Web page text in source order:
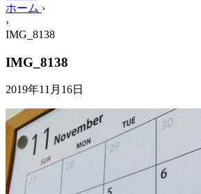
ホーム ›
›
IMG_8138
IMG_8138
2019年11月16日